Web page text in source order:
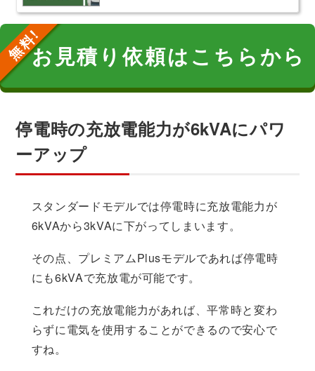
お見積り依頼はこちらから
停電時の充放電能力が6kVAにパワ
ーアップ
スタンダードモデルでは停電時に充放電能力が
6kVAから3kVAに下がってしまいます。
その点、プレミアムPlusモデルであれば停電時
にも6kVAで充放電が可能です。
これだけの充放電能力があれば、平常時と変わ
らずに電気を使用することができるので安心で
すね。